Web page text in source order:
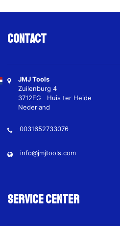
Contact
JMJ Tools
Zuilenburg 4
3712EG Huis ter Heide
Nederland
0031652733076
info@jmjtools.com
Service Center